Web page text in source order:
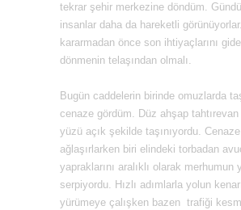
tekrar şehir merkezine döndüm.
insanlar daha da hareketli
kararmadan önce son ihtiyaçlarını
dönmenin telaşından olmalı.
Bugün caddelerin birinde omuzlarda
cenaze gördüm. Düz ahşap
yüzü açık şekilde taşınıyordu.
ağlaşırlarken biri elindeki torbadan
yapraklarını aralıklı olarak merhumun
serpiyordu. Hızlı adımlarla yolun
yürümeye çalışken bazen trafiği